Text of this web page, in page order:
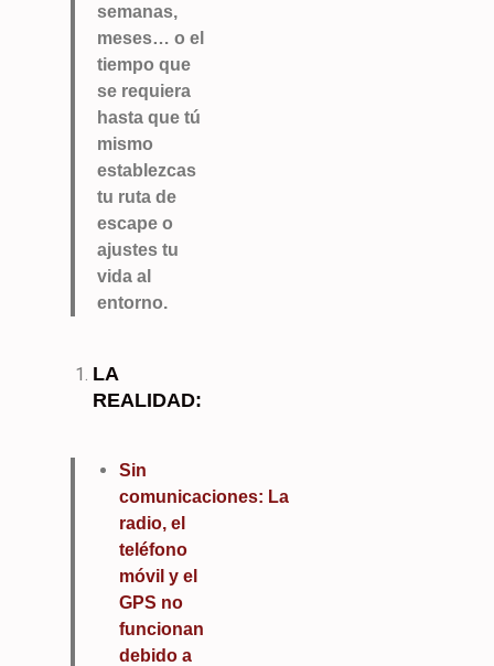
semanas,
meses… o el
tiempo que
se requiera
hasta que tú
mismo
establezcas
tu ruta de
escape o
ajustes tu
vida al
entorno.
LA
REALIDAD:
Sin
comunicaciones: La
radio, el
teléfono
móvil y el
GPS no
funcionan
debido a